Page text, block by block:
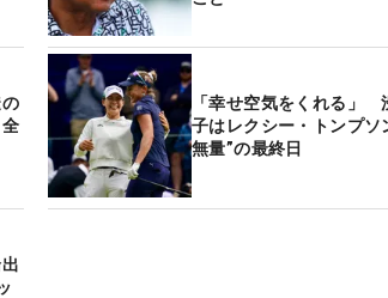
「幸せ空気をくれる」
子はレクシー・トンプソ
無量”の最終日